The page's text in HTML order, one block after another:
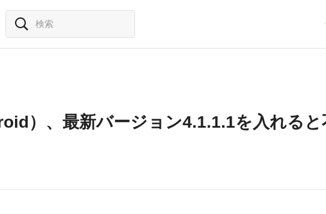
）、最新バージョン4.1.1.1を入れると